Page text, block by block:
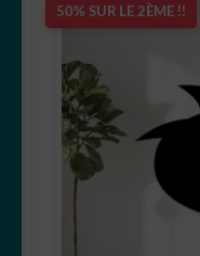
50% SUR LE 2ÈME !!